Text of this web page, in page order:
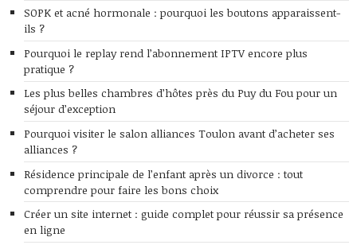
SOPK et acné hormonale : pourquoi les boutons apparaissent-
ils ?
Pourquoi le replay rend l’abonnement IPTV encore plus
pratique ?
Les plus belles chambres d’hôtes près du Puy du Fou pour un
séjour d’exception
Pourquoi visiter le salon alliances Toulon avant d’acheter ses
alliances ?
Résidence principale de l’enfant après un divorce : tout
comprendre pour faire les bons choix
Créer un site internet : guide complet pour réussir sa présence
en ligne